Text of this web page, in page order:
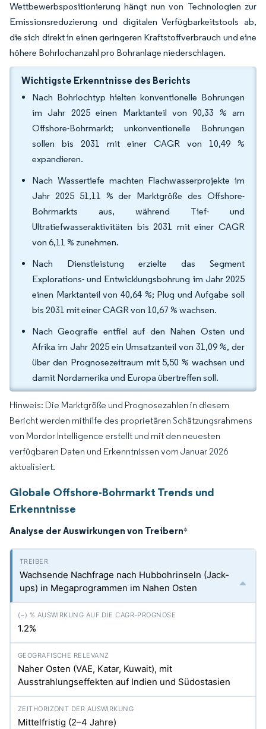
Wettbewerbspositionierung hängt nun von Technologien zur
Emissionsreduzierung und digitalen Verfügbarkeitstools ab,
die sich direkt in einen geringeren Kraftstoffverbrauch und eine
höhere Bohrlochanzahl pro Bohranlage niederschlagen.
Wichtigste Erkenntnisse des Berichts
Nach Bohrlochtyp hielten konventionelle Bohrungen
im Jahr 2025 einen Marktanteil von 90,33 % am
Offshore-Bohrmarkt; unkonventionelle Bohrungen
sollen bis 2031 mit einer CAGR von 10,49 %
expandieren.
Nach Wassertiefe machten Flachwasserprojekte im
Jahr 2025 51,11 % der Marktgröße des Offshore-
Bohrmarkts aus, während Tief- und
Ultratiefwasseraktivitäten bis 2031 mit einer CAGR
von 6,11 % zunehmen.
Nach Dienstleistung erzielte das Segment
Explorations- und Entwicklungsbohrung im Jahr 2025
einen Marktanteil von 40,64 %; Plug und Aufgabe soll
bis 2031 mit einer CAGR von 10,67 % wachsen.
Nach Geografie entfiel auf den Nahen Osten und
Afrika im Jahr 2025 ein Umsatzanteil von 31,09 %, der
über den Prognosezeitraum mit 5,50 % wachsen und
damit Nordamerika und Europa übertreffen soll.
Hinweis: Die Marktgröße und Prognosezahlen in diesem
Bericht werden mithilfe des proprietären Schätzungsrahmens
von Mordor Intelligence erstellt und mit den neuesten
verfügbaren Daten und Erkenntnissen vom Januar 2026
aktualisiert.
Globale Offshore-Bohrmarkt Trends und
Erkenntnisse
Analyse der Auswirkungen von Treibern*
Wachsende Nachfrage nach Hubbohrinseln (Jack-
ups) in Megaprogrammen im Nahen Osten
1.2%
Naher Osten (VAE, Katar, Kuwait), mit
Ausstrahlungseffekten auf Indien und Südostasien
Mittelfristig (2–4 Jahre)